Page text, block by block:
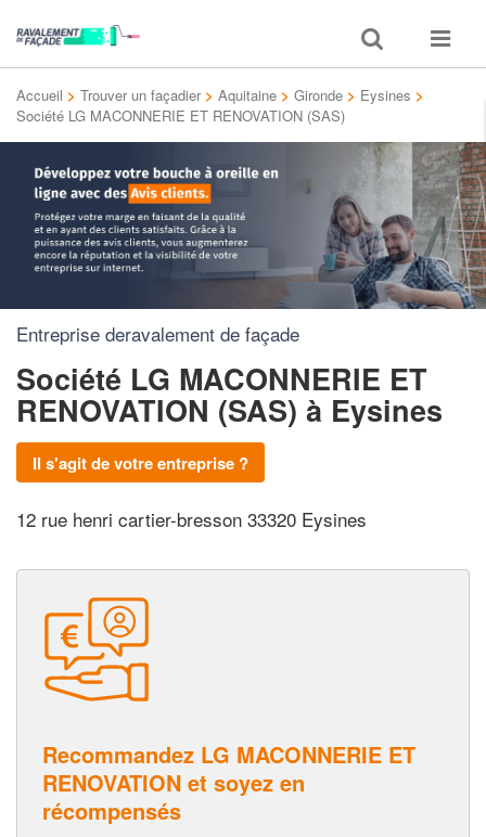
Toggle
search
Toggle
Accueil > Trouver un façadier > Aquitaine > Gironde > Eysines >
Société LG MACONNERIE ET RENOVATION (SAS)
Entreprise deravalement de façade
Société LG MACONNERIE ET
RENOVATION (SAS) à Eysines
Il s'agit de votre entreprise ?
12 rue henri cartier-bresson 33320 Eysines
Recommandez LG MACONNERIE ET
RENOVATION et soyez en
récompensés